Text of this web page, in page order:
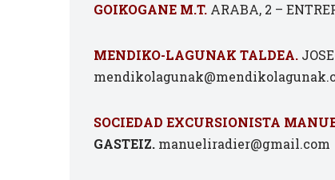
GOIKOGANE M.T. ARABA, 2 –
MENDIKO-LAGUNAK TALDEA.
SOCIEDAD EXCURSIONISTA
GASTEIZ. manueliradier@gmail.com